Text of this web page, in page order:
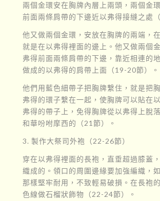
兩個金環安在胸牌內層上兩頭，兩個金
前面兩條肩帶的下邊近以弗得接縫之處
他又做兩個金環，安放在胸牌的兩端，
就是在以弗得裡面的邊上。他又做兩個
弗得前面兩條肩帶的下邊，靠近相連的
做成的以弗得的肩帶上面（19-20節）。
他們用藍色細帶子把胸牌繫住，就是把
弗得的環子繫在一起，使胸牌可以貼在
弗得的帶子上，免得胸牌從以弗得上脫
和華吩咐摩西的（21節）。
3. 製作大祭司外袍（22-26節）
穿在以弗得裡面的長袍，直垂超過膝蓋
織成的。領口的周圍邊緣要加強編織，
那樣堅牢耐用，不致輕易破損。在長袍
色線做石榴狀飾物（22-24節）。